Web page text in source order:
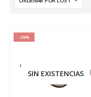
-29%
SIN EXISTENCIAS